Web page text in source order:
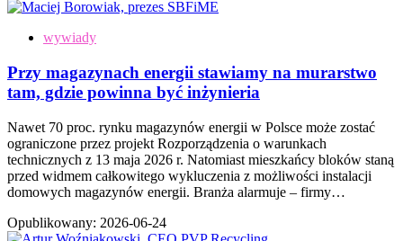
wywiady
Przy magazynach energii stawiamy na murarstwo
tam, gdzie powinna być inżynieria
Nawet 70 proc. rynku magazynów energii w Polsce może zostać
ograniczone przez projekt Rozporządzenia o warunkach
technicznych z 13 maja 2026 r. Natomiast mieszkańcy bloków staną
przed widmem całkowitego wykluczenia z możliwości instalacji
domowych magazynów energii. Branża alarmuje – firmy…
Opublikowany: 2026-06-24